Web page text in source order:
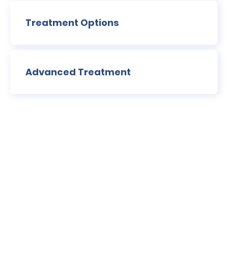
Treatment Options
Advanced Treatment